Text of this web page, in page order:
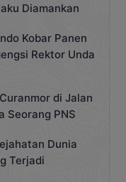
Diamankan
Kobar Panen
Rektor Unda
di Jalan
Seorang PNS
Dunia
Terjadi